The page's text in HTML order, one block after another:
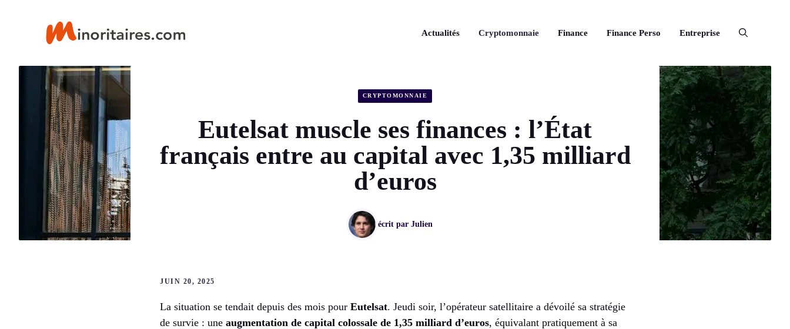
Actualités Cryptomonnaie Finance Finance Perso Entreprise
CRYPTOMONNAIE
Eutelsat muscle ses finances : l’État
français entre au capital avec 1,35 milliard
d’euros
écrit par Julien
JUIN 20, 2025
La situation se tendait depuis des mois pour Eutelsat. Jeudi soir, l’opérateur satellitaire a dévoilé sa stratégie
de survie : une augmentation de capital colossale de 1,35 milliard d’euros, équivalant pratiquement à sa